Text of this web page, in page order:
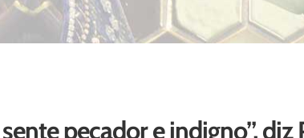
pecador e indigno”, diz